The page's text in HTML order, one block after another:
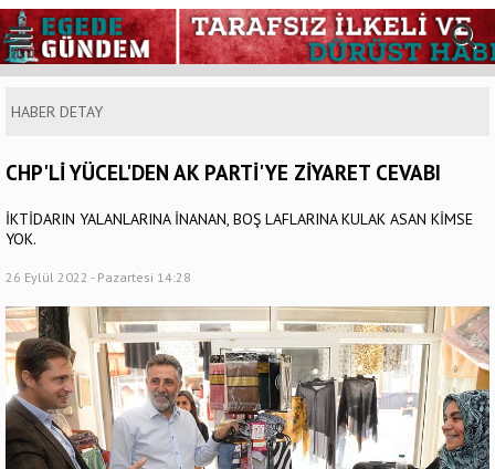
HABER DETAY
CHP'Lİ YÜCEL'DEN AK PARTİ'YE ZİYARET CEVABI
İKTİDARIN YALANLARINA İNANAN, BOŞ LAFLARINA KULAK ASAN KİMSE
YOK.
26 Eylül 2022 - Pazartesi 14:28